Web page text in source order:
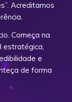
Acreditamos
Começa na
estratégica,
e
de forma